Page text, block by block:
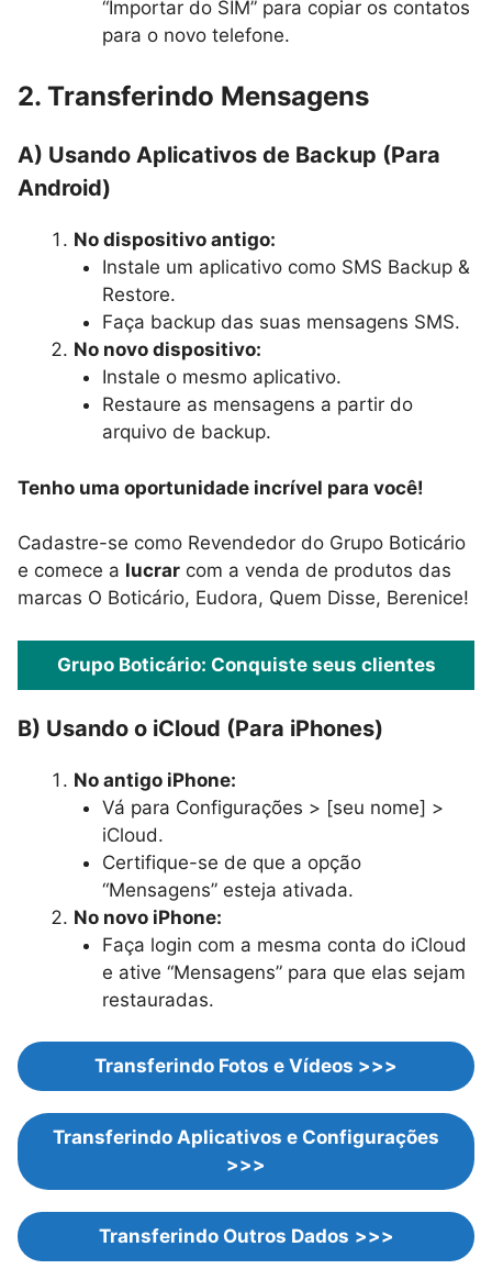
“Importar do SIM” para copiar os contatos
para o novo telefone.
2. Transferindo Mensagens
A) Usando Aplicativos de Backup (Para
Android)
No dispositivo antigo:
Instale um aplicativo como SMS Backup &
Restore.
Faça backup das suas mensagens SMS.
No novo dispositivo:
Instale o mesmo aplicativo.
Restaure as mensagens a partir do
arquivo de backup.
Tenho uma oportunidade incrível para você!
Cadastre-se como Revendedor do Grupo Boticário
e comece a lucrar com a venda de produtos das
marcas O Boticário, Eudora, Quem Disse, Berenice!
Grupo Boticário: Conquiste seus clientes
B) Usando o iCloud (Para iPhones)
No antigo iPhone:
Vá para Configurações > [seu nome] >
iCloud.
Certifique-se de que a opção
“Mensagens” esteja ativada.
No novo iPhone:
Faça login com a mesma conta do iCloud
e ative “Mensagens” para que elas sejam
restauradas.
Transferindo Fotos e Vídeos >>>
Transferindo Aplicativos e Configurações
>>>
Transferindo Outros Dados >>>